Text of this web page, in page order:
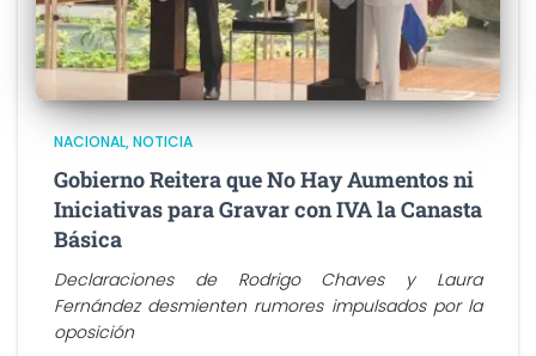
NACIONAL NOTICIA
Gobierno Reitera que No Hay Aumentos ni
Iniciativas para Gravar con IVA la Canasta
Básica
Declaraciones de Rodrigo Chaves y Laura
Fernández desmienten rumores impulsados por la
oposición